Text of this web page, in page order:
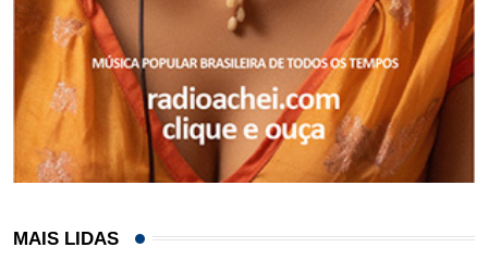
MAIS LIDAS